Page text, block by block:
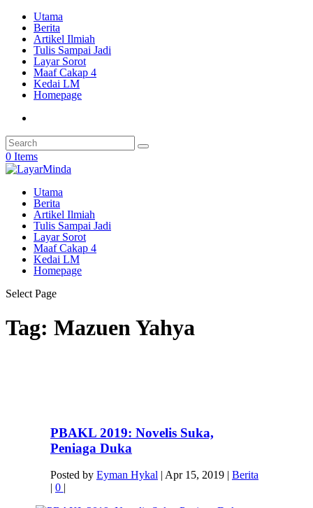
Utama
Berita
Artikel Ilmiah
Tulis Sampai Jadi
Layar Sorot
Maaf Cakap 4
Kedai LM
Homepage
0 Items
Utama
Berita
Artikel Ilmiah
Tulis Sampai Jadi
Layar Sorot
Maaf Cakap 4
Kedai LM
Homepage
Select Page
Tag: Mazuen Yahya
PBAKL 2019: Novelis Suka,
Peniaga Duka
Posted by Eyman Hykal | Apr 15, 2019| Berita
| 0 |